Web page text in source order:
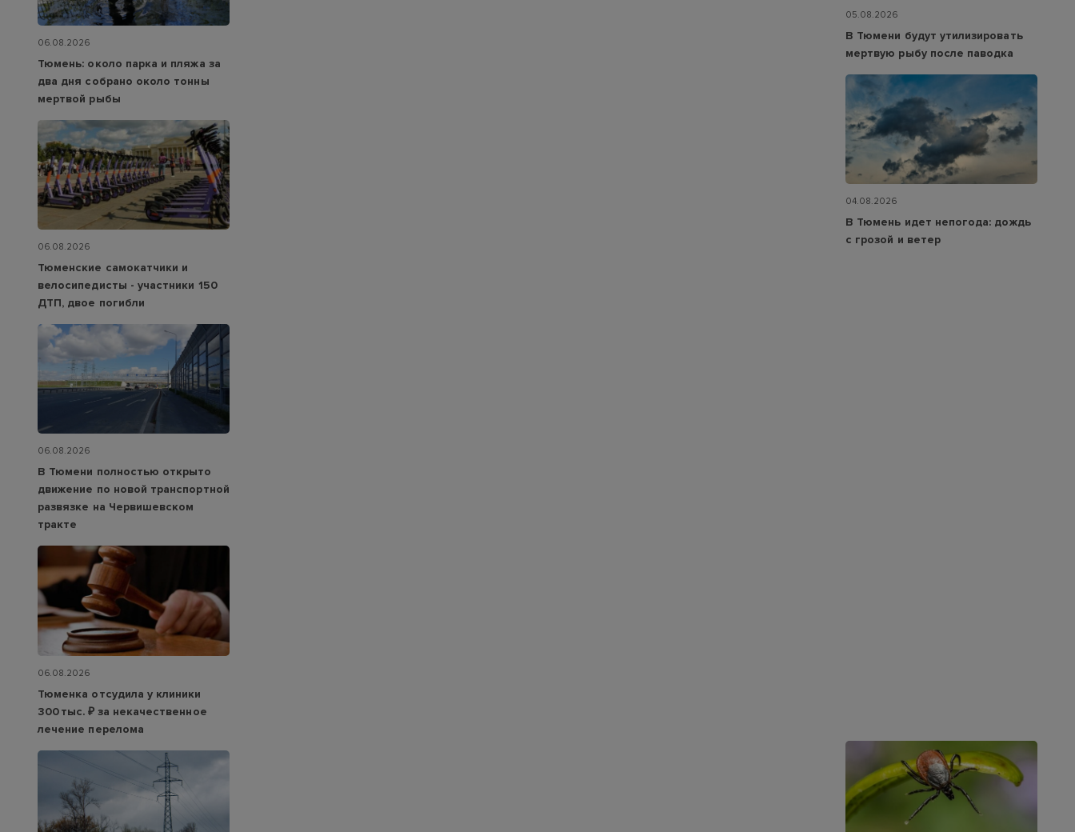
06.08.2026
Тюмень: около парка и пляжа за
два дня собрано около тонны
мертвой рыбы
06.08.2026
Тюменские самокатчики и
велосипедисты - участники 150
ДТП, двое погибли
06.08.2026
В Тюмени полностью открыто
движение по новой транспортной
развязке на Червишевском
тракте
06.08.2026
Тюменка отсудила у клиники
300 тыс. ₽ за некачественное
лечение перелома
05.08.2026
В Тюмени будут утилизировать
мертвую рыбу после паводка
04.08.2026
В Тюмень идет непогода: дождь
с грозой и ветер